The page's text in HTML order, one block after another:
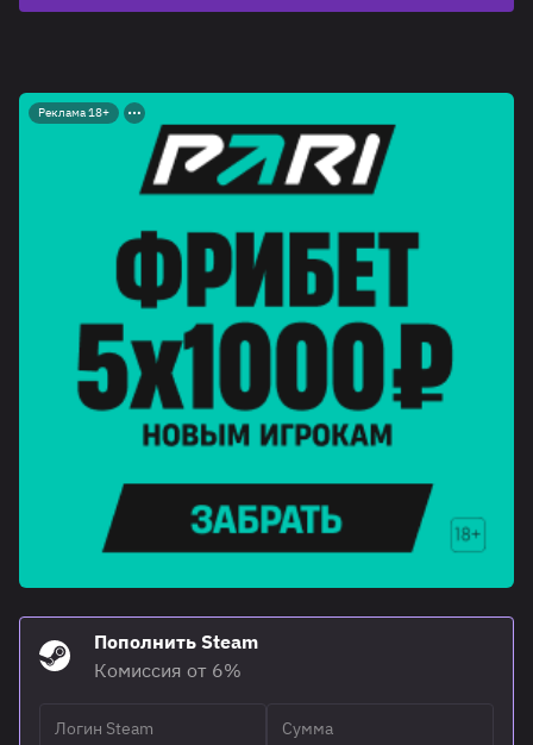
Реклама 18+
Пополнить Steam
Комиссия от 6%